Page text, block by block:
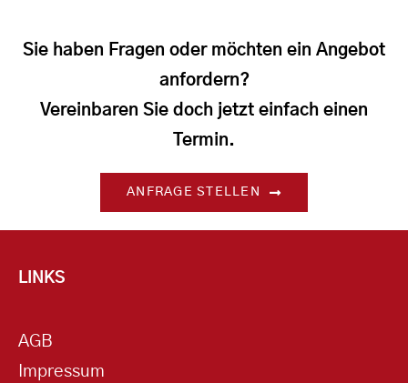
Sie haben Fragen oder möchten ein Angebot
anfordern?
Vereinbaren Sie doch jetzt einfach einen
Termin.
ANFRAGE STELLEN
LINKS
AGB
Impressum